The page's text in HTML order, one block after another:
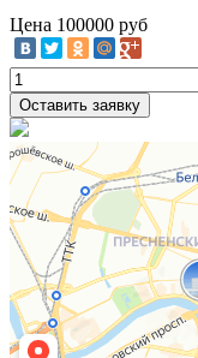
Цена 100000 руб